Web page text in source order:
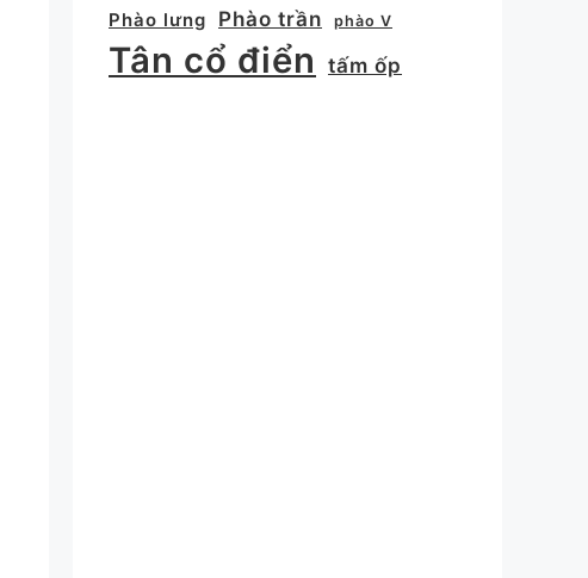
Phào lưng
Phào trần phào V
Tân cổ điển tấm ốp